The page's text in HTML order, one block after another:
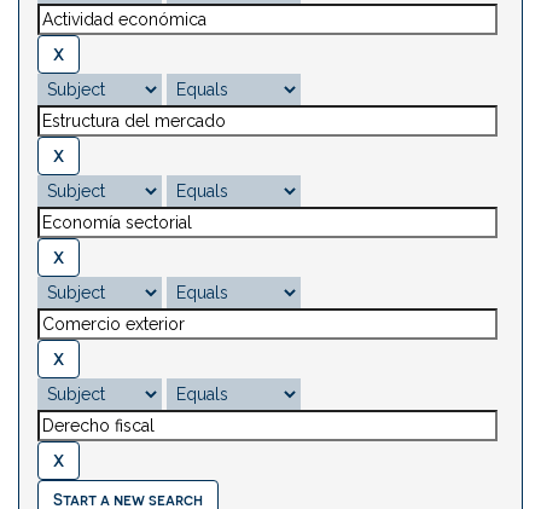
Start a new search